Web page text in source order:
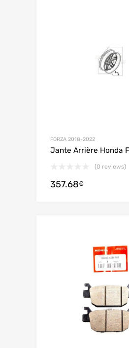
FORZA 2018-2022
Jante Arrière Honda
(0 reviews)
357.68€